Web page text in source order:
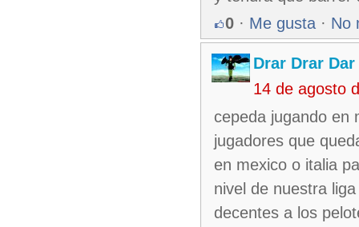
0 · Me gusta · No
Drar Drar Dar
14 de agosto
cepeda jugando en
jugadores que
en mexico o italia
nivel de nuestra
decentes a los